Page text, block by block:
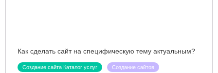
Как сделать сайт на специфическую тему актуальным?
Создание сайта Каталог услуг Создание сайтов